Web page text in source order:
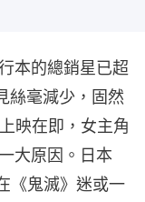
本的總銷星已超
絲毫減少，固然
映在即，女主角
大原因。日本
《鬼滅》迷或一